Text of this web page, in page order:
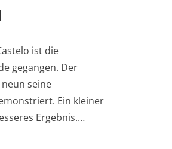
ist die
gegangen. Der
seine
Ein kleiner
Ergebnis.…